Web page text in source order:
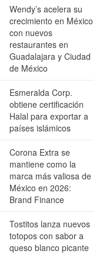
Wendy’s acelera su
crecimiento en México
con nuevos
restaurantes en
Guadalajara y Ciudad
de México
Esmeralda Corp.
obtiene certificación
Halal para exportar a
países islámicos
Corona Extra se
mantiene como la
marca más valiosa de
México en 2026:
Brand Finance
Tostitos lanza nuevos
totopos con sabor a
queso blanco picante